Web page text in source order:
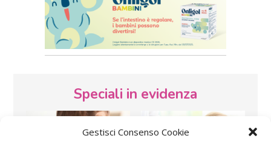
Gestisci Consenso Cookie
Speciali in evidenza